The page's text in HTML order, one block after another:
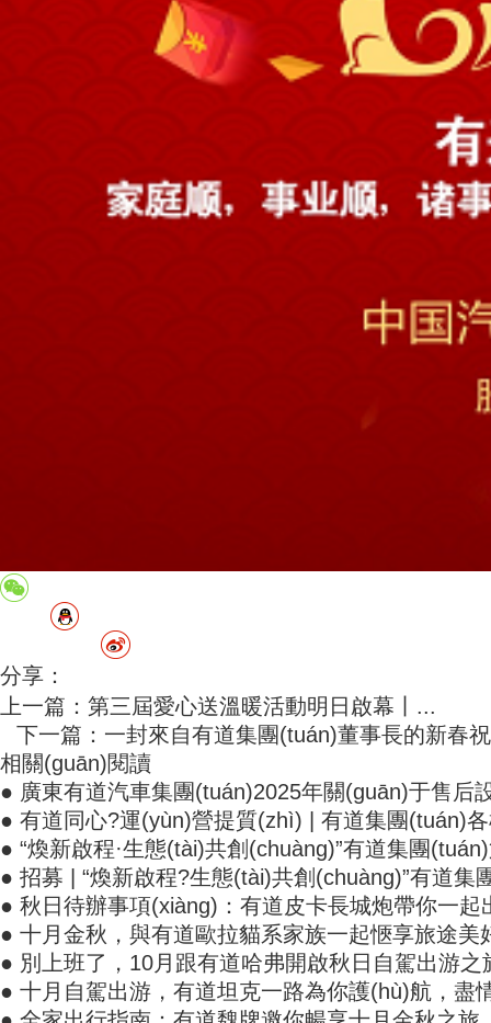
分享：
上一篇：第三屆愛心送溫暖活動明日啟幕丨...
下一篇：一封來自有道集團(tuán)董事長的新春
相關(guān)閱讀
● 廣東有道汽車集團(tuán)2025年關(guān)于售后
● 有道同心?運(yùn)營提質(zhì) | 有道集團(tuán)
● “煥新啟程·生態(tài)共創(chuàng)”有道集團
● 招募 | “煥新啟程?生態(tài)共創(chuàng)”有道
● 秋日待辦事項(xiàng)：有道皮卡長城炮帶你一起
● 十月金秋，與有道歐拉貓系家族一起愜享旅途美
● 別上班了，10月跟有道哈弗開啟秋日自駕出游之
● 十月自駕出游，有道坦克一路為你護(hù)航，盡